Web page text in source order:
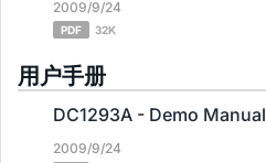
2009/9/24
PDF 32K
用户手册
DC1293A - Demo Manual
2009/9/24